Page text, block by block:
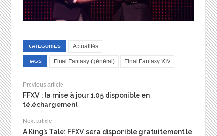
CATEGORIES Actualités
TAGS Final Fantasy (général) Final Fantasy XIV
Previous article
FFXV : la mise à jour 1.05 disponible en
téléchargement
Next article
A King’s Tale: FFXV sera disponible gratuitement le